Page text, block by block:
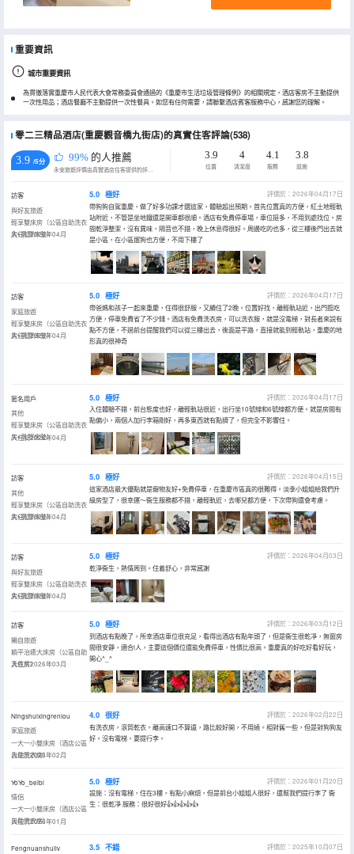
重要資訊
城市重要資訊
為貫徹落實重慶市人民代表大會常務委員會通過的《重慶市生活垃圾管理條例》的相關規定，酒店客房不主動提供
一次性用品；酒店餐廳不主動提供一次性餐具。如您有任何需要，請聯繫酒店賓客服務中心，感謝您的理解。
零二三精品酒店(重慶觀音橋九街店)的真實住客評論(538)
3.9 /5分 99% 的人推薦
永安旅遊評價由真實酒店住客提供的評價。
3.9
位置
4
清潔度
4.1
服務
3.8
設施
訪客
與好友旅遊
輕享雙床房（公區自助洗衣
房+乳膠床墊）
入住於2026年04月
5.0 極好
評價於：2026年04月17日
帶狗狗自駕重慶，做了好多功課才選這家，體驗超出預期。首先位置真的方便，紅土地輕軌
站附近，不管是坐地鐵還是開車都很順。酒店有免費停車場，車位挺多，不用到處找位。房
間乾淨整潔，沒有異味，隔音也不錯，晚上休息得很好。周邊吃的也多，從三樓後門出去就
是小區，在小區遛狗也方便，不用下樓了
訪客
家庭旅遊
輕享雙床房（公區自助洗衣
房+乳膠床墊）
入住於2026年04月
5.0 極好
評價於：2026年04月17日
帶爸媽和孩子一起來重慶，住得很舒服，又續住了2晚。位置好找，離輕軌站近，出門逛吃
方便，停車免費省了不少錢。酒店有免費洗衣房，可以洗衣服，就是沒電梯，對長者來説有
點不方便，不過前台提醒我們可以從三樓出去，後面是平路，直接就能到輕軌站，重慶的地
形真的很神奇
匿名用戶
其他
輕享雙床房（公區自助洗衣
房+乳膠床墊）
入住於2026年04月
5.0 極好
評價於：2026年04月17日
入住體驗不錯，前台態度也好，離輕軌站很近，出行坐10號線和6號線都方便。就是房間有
點偏小，兩個人加行李箱剛好，再多東西就有點擠了，但完全不影響住。
訪客
其他
輕享雙床房（公區自助洗衣
房+乳膠床墊）
入住於2026年04月
5.0 極好
評價於：2026年04月15日
這家酒店最大優點就是寵物友好+免費停車，在重慶市區真的很難得。淡季小姐姐給我們升
級房型了，很幸運～衞生服務都不錯，離輕軌近，去哪兒都方便，下次帶狗還會考慮。
訪客
與好友旅遊
輕享雙床房（公區自助洗衣
房+乳膠床墊）
入住於2026年04月
5.0 極好
評價於：2026年04月03日
乾淨衞生，熱情周到。住着舒心，非常感謝
訪客
獨自旅遊
躺平治癒大床房（公區自助
洗衣房）
入住於2026年03月
5.0 極好
評價於：2026年03月12日
到酒店有點晚了，所幸酒店車位很充足，看得出酒店有點年頭了，但是衞生很乾凈，無窗房
間很安靜，適合i人，主要這個價位還能免費停車，性價比很高。重慶真的好吃好看好玩，
開心^_^
Ningshuixingrenlou
家庭旅遊
一大一小雙床房（酒店公區
自助洗衣房）
入住於2026年02月
4.0 很好
評價於：2026年02月22日
有洗衣房，滾筒乾衣。離高速口不算遠，路比較好開，不用繞。相對舊一些，但是對狗狗友
好。沒有電梯，要提行李。
YoYo_beibi
情侶
一大一小雙床房（酒店公區
自助洗衣房）
入住於2026年01月
5.0 極好
評價於：2026年01月20日
設施：沒有電梯，住在3樓，有點小麻煩，但是前台小姐姐人很好，還幫我們提行李了 衞
生：很乾凈 服務：很好很好👍👍👍👍👍
Fengnuanshuilv
3.5 不錯
評價於：2025年10月07日